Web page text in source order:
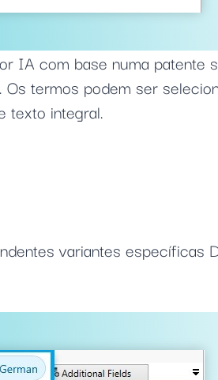
IA com base numa patente
termos podem ser
texto integral.
variantes específicas